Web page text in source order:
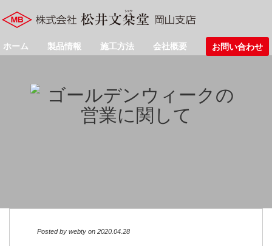
ホーム 製品情報 施工方法 会社概要 お問い合わせ
Posted by webty on 2020.04.28